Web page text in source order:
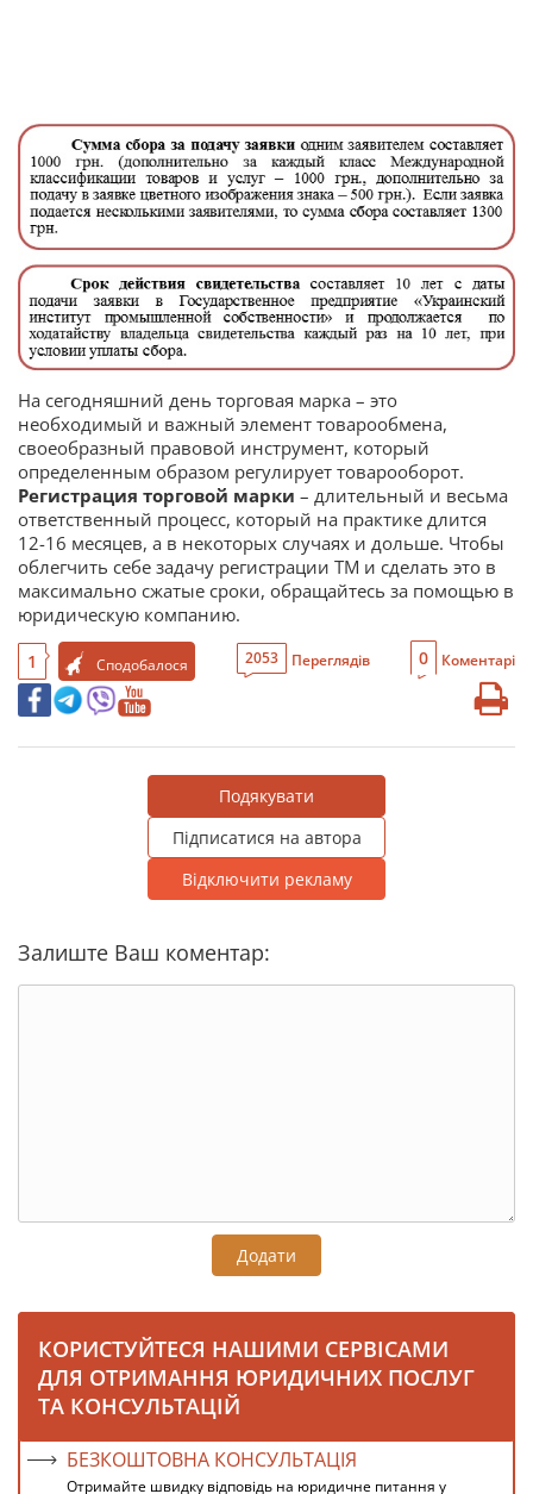
На сегодняшний день торговая марка – это
необходимый и важный элемент товарообмена,
своеобразный правовой инструмент, который
определенным образом регулирует товарооборот.
Регистрация торговой марки – длительный и весьма
ответственный процесс, который на практике длится
12-16 месяцев, а в некоторых случаях и дольше. Чтобы
облегчить себе задачу регистрации ТМ и сделать это в
максимально сжатые сроки, обращайтесь за помощью в
юридическую компанию.
1 Сподобалося 2053 Переглядів 0 Коментарі
Подякувати
Підписатися на автора
Відключити рекламу
Залиште Ваш коментар:
Додати
КОРИСТУЙТЕСЯ НАШИМИ СЕРВІСАМИ
ДЛЯ ОТРИМАННЯ ЮРИДИЧНИХ ПОСЛУГ
ТА КОНСУЛЬТАЦІЙ
БЕЗКОШТОВНА КОНСУЛЬТАЦІЯ
Отримайте швидку відповідь на юридичне питання у